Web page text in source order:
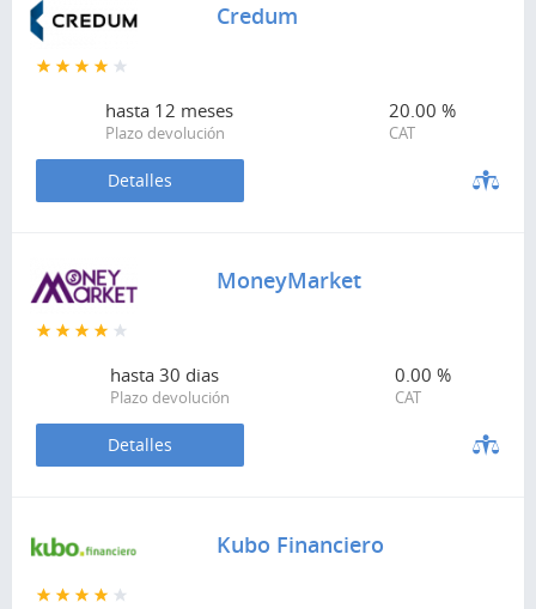
Credum
hasta 12 meses
Plazo devolución
20.00 %
CAT
Detalles
MoneyMarket
hasta 30 dias
Plazo devolución
0.00 %
CAT
Detalles
Kubo Financiero